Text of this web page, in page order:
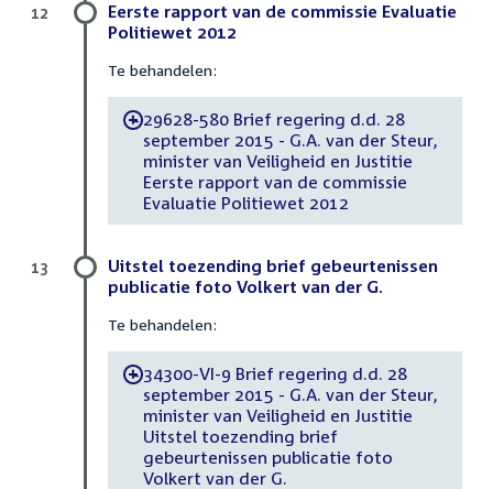
Eerste rapport van de commissie Evaluatie
Politiewet 2012
Te behandelen:
-29628-580 Brief regering d.d. 28
september 2015 - G.A. van der Steur,
minister van Veiligheid en Justitie
Eerste rapport van de commissie
Evaluatie Politiewet 2012
12
Uitstel toezending brief gebeurtenissen
publicatie foto Volkert van der G.
Te behandelen:
-34300-VI-9 Brief regering d.d. 28
september 2015 - G.A. van der Steur,
minister van Veiligheid en Justitie
Uitstel toezending brief
gebeurtenissen publicatie foto
Volkert van der G.
13